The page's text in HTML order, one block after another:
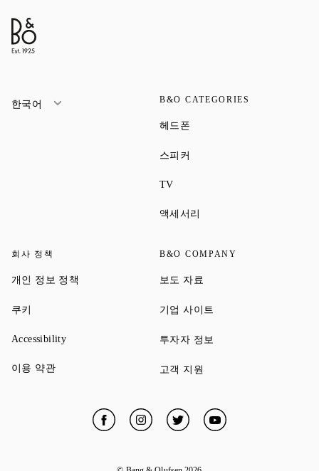
한국어 B&O CATEGORIES
헤드폰
스피커
TVLink Opens in New Tab
액세서리
회사 정책
개인 정보 정책 Link Opens in New Tab
쿠키
AccessibilityLink Opens in New Tab
이용 약관Link Opens in New Tab
B&O COMPANY
보도 자료
기업 사이트
투자자 정보
고객 지원
FacebookLink Opens in New Tab
InstagramLink Opens in New Tab
TwitterLink Opens in New Tab
YouTubeLink Opens in New